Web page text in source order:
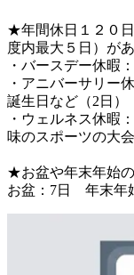
★年間休日１２０
度内最大５日）があ
・バースデー休暇
・アニバーサリー
誕生日など（2日）
・ウェルネス休暇
味のスポーツの大
★お盆や年末年始